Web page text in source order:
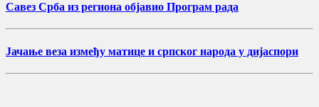
Савез Срба из региона објавио Програм рада
Јачање веза између матице и српског народа у дијаспори